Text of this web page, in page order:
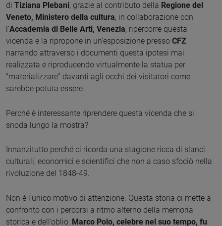
di Tiziana Plebani, grazie al contributo della Regione del
Veneto, Ministero della cultura, in collaborazione con
l’Accademia di Belle Arti, Venezia, ripercorre questa
vicenda e la ripropone in un’esposizione presso CFZ
narrando attraverso i documenti questa ipotesi mai
realizzata e riproducendo virtualmente la statua per
“materializzare” davanti agli occhi dei visitatori come
sarebbe potuta essere.
Perché è interessante riprendere questa vicenda che si
snoda lungo la mostra?
Innanzitutto perché ci ricorda una stagione ricca di slanci
culturali, economici e scientifici che non a caso sfociò nella
rivoluzione del 1848-49.
Non è l’unico motivo di attenzione. Questa storia ci mette a
confronto con i percorsi a ritmo alterno della memoria
storica e dell’oblio: Marco Polo, celebre nel suo tempo, fu